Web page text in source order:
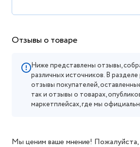
Отзывы о товаре
Ниже представлены отзывы,
различных источников. В
отзывы покупателей,
так и отзывы о товарах,
маркетплейсах, где мы
Мы ценим ваше мнение! Пожалуйста,